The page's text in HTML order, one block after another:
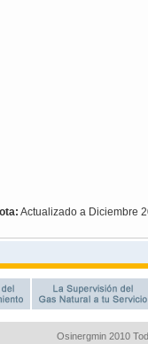
Osinergmin 2010